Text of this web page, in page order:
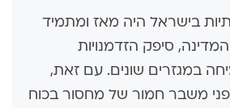
בישראל היה מאז ומתמיד
סיפק הזדמנויות
במגזרים שונים. עם זאת,
משבר חמור של מחסור בכוח